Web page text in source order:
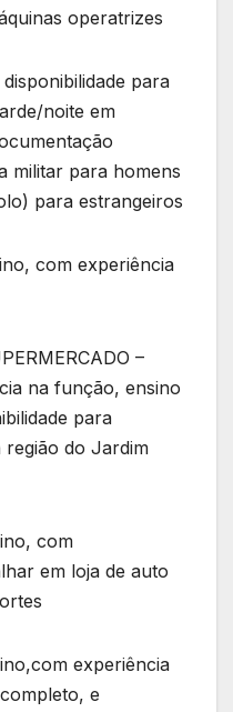
operatrizes
disponibilidade para
noite em
militar para homens
para estrangeiros
com experiência
–
na função, ensino
para
do Jardim
com
em loja de auto
experiência
e